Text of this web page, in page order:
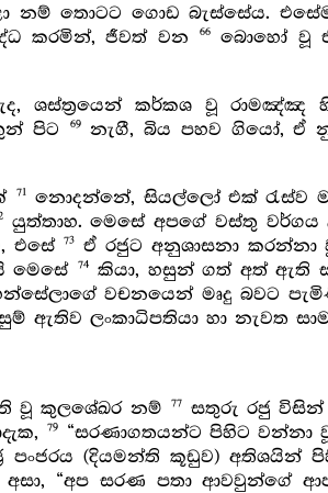
නම් තොටට ගොඩ බැස්සේය.
කරමින්, ජීවත් වන
66
බොහෝ වූ
ශස්ත්‍රයෙන් කර්කශ වූ රාමඤ්ඤ
පිට
69නැගී, බිය පහව ගියෝ, ඒ
71
නොදන්නේ, සියල්ලෝ එක් රැස්ව
යුත්තාහ. මෙසේ අපගේ වස්තු
එසේ
73
ඒ රජුට අනුශාසනා කරන්නා
මෙසේ
74
කියා, හසුන් ගත් අත් ඇති
වචනයෙන් මෘදු බවට
ලංකාධිපතියා හා නැවත
වූ කුලශේඛර නම් 77 සතුරු රජු
79
“සරණාගතයන්ට පිහිට වන්නා
(දියමන්ති කූඩුව) අතිශයින්
“අප සරණ පතා ආවවුන්ගේ